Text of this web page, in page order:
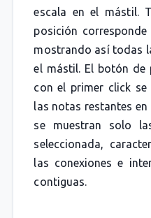
escala en el mástil.
posición
mostrando así todas
el mástil. El botón de
con el primer click
las notas restantes
se muestran solo
seleccionada,
las conexiones e
contiguas.